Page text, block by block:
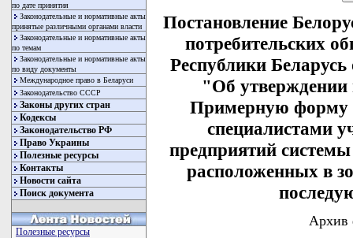
по дате принятия
Законодательные и нормативные акты
принятые различными органами власти
Законодательные и нормативные акты
по темам
Законодательные и нормативные акты
по виду документы
Международное право в Беларуси
Законодательство СССР
Законы других стран
Кодексы
Законодательство РФ
Право Украины
Полезные ресурсы
Контакты
Новости сайта
Поиск документа
Полезные ресурсы
Постановление
потребительских
Республики
"Об утверждении
Примерную форму
специалистами
предприятий
расположенных в
Архив